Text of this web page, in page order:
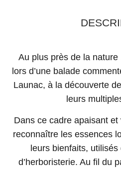
Au plus près de la
lors d’une balade
Launac, à la découverte
leurs
Dans ce cadre apaisant
reconnaître les essences
leurs bienfaits,
d’herboristerie. Au fil du